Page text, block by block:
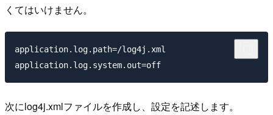
くてはいけません。
application.log.path=/log4j.xml
次にlog4j.xmlファイルを作成し、設定を記述します。